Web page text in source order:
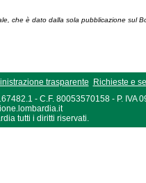
che è dato dalla sola pubblicazione sul
trasparente
Richieste e
- C.F. 80053570158 - P. IVA
tutti i diritti riservati.